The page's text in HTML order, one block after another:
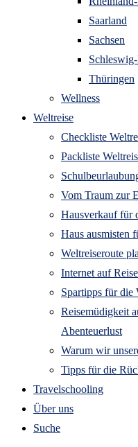
Saarland
Sachsen
Thüringen
Wellness
Weltreise
Checkliste
Packliste
Vom Traum zur
Hausverkauf für
Haus ausmisten
Weltreiseroute
Internet auf
Spartipps für die
Reisemüdigkeit
Abenteuerlust
Warum wir
Tipps für die
Travelschooling
Über uns
Suche